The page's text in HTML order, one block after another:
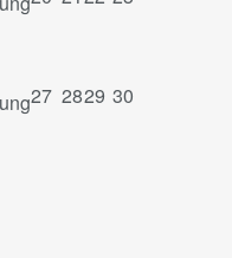
27 2829 30